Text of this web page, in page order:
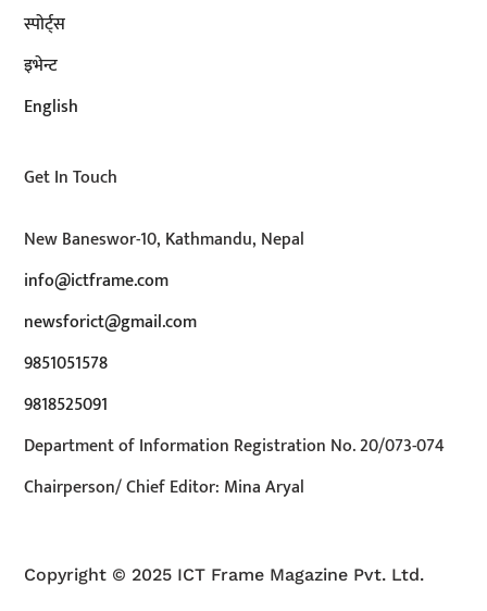
स्पोर्ट्स
इभेन्ट
English
Get In Touch
New Baneswor-10, Kathmandu, Nepal
info@ictframe.com
newsforict@gmail.com
9851051578
9818525091
Department of Information Registration No. 20/073-074
Chairperson/ Chief Editor: Mina Aryal
Copyright © 2025 ICT Frame Magazine Pvt. Ltd.